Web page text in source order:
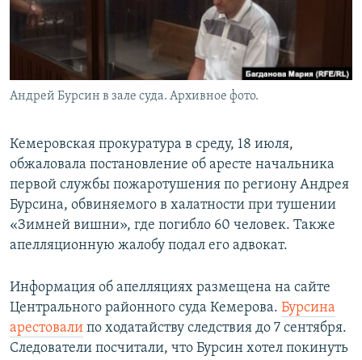
Андрей Бурсин в зале суда. Архивное фото.
Кемеровская прокуратура в среду, 18 июля,
обжаловала постановление об аресте начальника
первой службы пожаротушения по региону Андрея
Бурсина, обвиняемого в халатности при тушении
«Зимней вишни», где погибло 60 человек. Также
апелляционную жалобу подал его адвокат.
Информация об апелляциях размещена на сайте
Центрального районного суда Кемерова. Бурсина
арестовали по ходатайству следствия до 7 сентября.
Следователи посчитали, что Бурсин хотел покинуть